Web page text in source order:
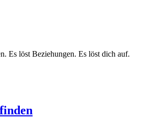
Es löst Beziehungen. Es löst dich auf.